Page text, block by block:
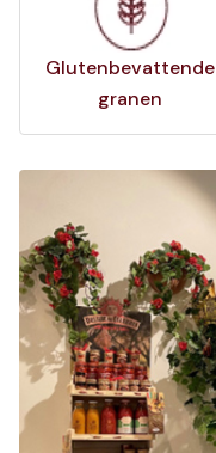
Glutenbevattende
granen